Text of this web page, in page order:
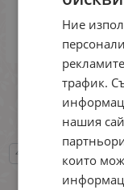
Бански от две
мека чашка C и
бикина
46/48
€ /
Ние
трафик.
нашия
които